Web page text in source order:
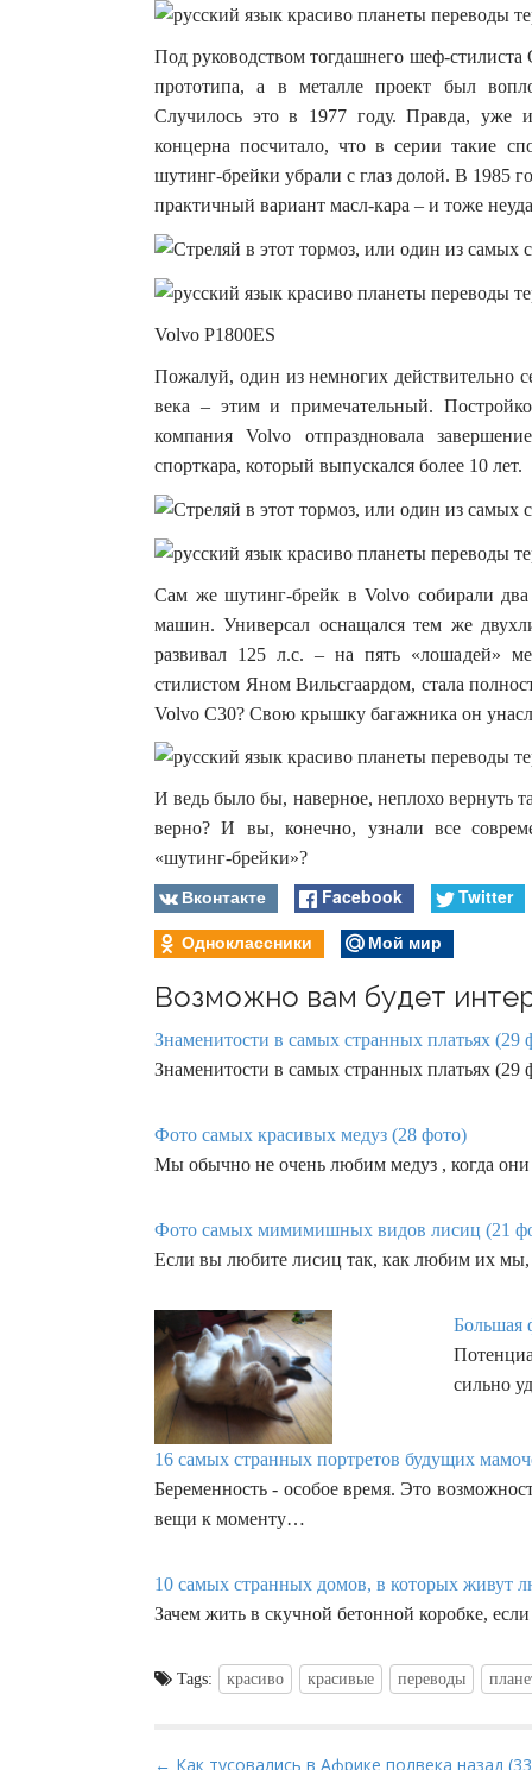
Под руководством тогдашнего шеф-
прототипа, а в металле проект был
Случилось это в 1977 году. Правда, уже
концерна посчитало, что в серии такие
шутинг-брейки убрали с глаз долой. В 1985
практичный вариант масл-кара – и тоже
Volvo P1800ES
Пожалуй, один из немногих действительно
века – этим и примечательный.
компания Volvo отпраздновала
спорткара, который выпускался более 10 лет.
Сам же шутинг-брейк в Volvo собирали два
машин. Универсал оснащался тем же
развивал 125 л.с. – на пять «лошадей»
стилистом Яном Вильсгаардом, стала
Volvo C30? Свою крышку багажника он
И ведь было бы, наверное, неплохо вернуть
верно? И вы, конечно, узнали все
«шутинг-брейки»?
Вконтакте Facebook
Twitter
Одноклассники
Мой мир
Возможно вам будет
Знаменитости в самых странных платьях (29
Знаменитости в самых странных платьях
Фото самых красивых медуз (28 фото)
Мы обычно не очень любим медуз , когда
Фото самых мимимишных видов лисиц (21
Если вы любите лисиц так, как любим их мы,
Большая
сильно
16 самых странных портретов будущих
Беременность - особое время. Это
вещи к моменту…
10 самых странных домов, в которых живут
Зачем жить в скучной бетонной коробке,
Tags: красиво красивые переводы
← Как тусовались в Африке полвека назад (33